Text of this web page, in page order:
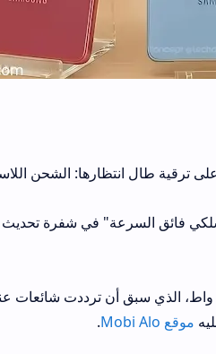
ترقية طال انتظارها: الشحن
يشير هذا على الأرجح إلى الشحن اللاسلكي السريع بقدرة 25 واط، الذي
موقع Mobi Alo .